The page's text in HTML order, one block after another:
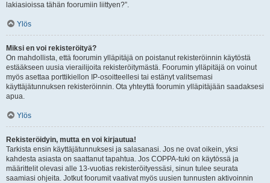
lakiasioissa tähän foorumiin liittyen?”.
Ylös
Miksi en voi rekisteröityä?
On mahdollista, että foorumin ylläpitäjä on poistanut rekisteröinnin käytöstä
estääkseen uusia vierailijoita rekisteröitymästä. Foorumin ylläpitäjä on voinut
myös asettaa porttikiellon IP-osoitteellesi tai estänyt valitsemasi
käyttäjätunnuksen rekisteröinnin. Ota yhteyttä foorumin ylläpitäjään saadaksesi
apua.
Ylös
Rekisteröidyin, mutta en voi kirjautua!
Tarkista ensin käyttäjätunnuksesi ja salasanasi. Jos ne ovat oikein, yksi
kahdesta asiasta on saattanut tapahtua. Jos COPPA-tuki on käytössä ja
määrittelit olevasi alle 13-vuotias rekisteröityessäsi, sinun tulee seurata
saamiasi ohjeita. Jotkut foorumit vaativat myös uusien tunnusten aktivoinnin